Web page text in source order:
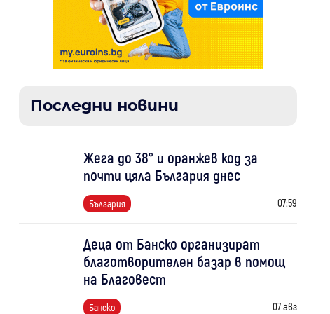
Последни новини
Жега до 38° и оранжев код за
почти цяла България днес
България 07:59
Деца от Банско организират
благотворителен базар в помощ
на Благовест
Банско 07 авг